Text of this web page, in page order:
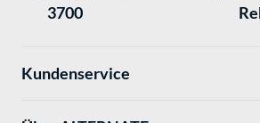
3700
Kundenservice